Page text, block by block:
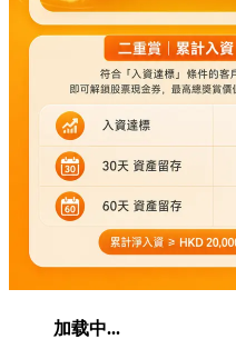
加载中...